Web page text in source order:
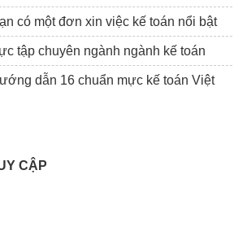
có một đơn xin việc kế toán nổi bật
tập chuyên ngành ngành kế toán
dẫn 16 chuẩn mực kế toán Việt
CẬP